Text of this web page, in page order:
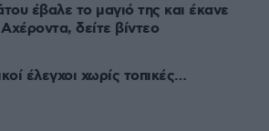
έβαλε το μαγιό της και έκανε
δείτε βίντεο
έλεγχοι χωρίς τοπικές…